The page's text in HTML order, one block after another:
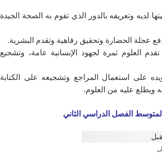
لديه وتعريفه بالدور الذي تقوم به الصحة الجيدة
عجلة الحضارة وتحقيق رفاهية وتقدم البشرية.
تقدم العلوم ثمرة لجهود الإنسانية عامة، وتشجيع
على استعمال المراجع وتشجيعه على الكتابة
ويطلع عليه من العلوم.
الفصل الدراسي الثاني